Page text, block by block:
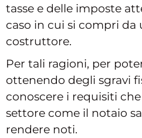
tasse e delle imposte
caso in cui si compri da
costruttore.
Per tali ragioni, per
ottenendo degli sgravi
conoscere i requisiti
settore come il notaio
rendere noti.